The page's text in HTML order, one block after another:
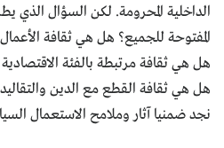
الداخلية المحرومة. لكن السؤال الذي
المفتوحة للجميع؟ هل هي ثقافة
هل هي ثقافة مرتبطة بالفئة
هل هي ثقافة القطع مع الدين والتقاليد
نجد ضمنيا آثار وملامح الاستعمال